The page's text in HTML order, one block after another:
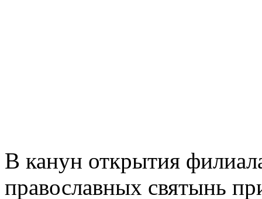
В канун открытия
православных святынь